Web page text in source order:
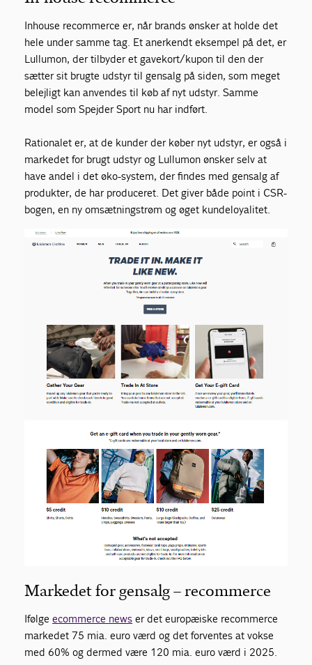
Inhouse recommerce er, når brands ønsker at holde det
hele under samme tag. Et anerkendt eksempel på det, er
Lullumon, der tilbyder et gavekort/kupon til den der
sætter sit brugte udstyr til gensalg på siden, som meget
belejligt kan anvendes til køb af nyt udstyr. Samme
model som Spejder Sport nu har indført.
Rationalet er, at de kunder der køber nyt udstyr, er også i
markedet for brugt udstyr og Lullumon ønsker selv at
have andel i det øko-system, der findes med gensalg af
produkter, de har produceret. Det giver både point i CSR-
bogen, en ny omsætningstrøm og øget kundeloyalitet.
Markedet for gensalg–recommerce
Ifølgeecommerce news er det europæiske recommerce
markedet 75 mia. euro værd og det forventes at vokse
med 60% og dermed være 120 mia.euro værd i 2025.